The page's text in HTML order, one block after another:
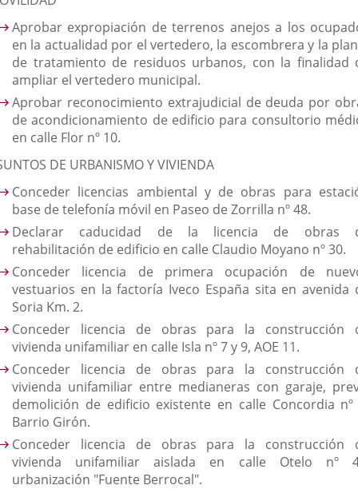
Aprobar expropiación de terrenos anejos a los
en la actualidad por el vertedero, la escombrera y la
de tratamiento de residuos urbanos, con la finalidad
ampliar el vertedero municipal.
Aprobar reconocimiento extrajudicial de deuda por
de acondicionamiento de edificio para consultorio
en calle Flor nº 10.
DE URBANISMO Y VIVIENDA
Conceder licencias ambiental y de obras para
base de telefonía móvil en Paseo de Zorrilla nº 48.
Declarar caducidad de la licencia de obras
rehabilitación de edificio en calle Claudio Moyano nº 30.
Conceder licencia de primera ocupación de
vestuarios en la factoría Iveco España sita en avenida
Soria Km. 2.
Conceder licencia de obras para la construcción
vivienda unifamiliar en calle Isla nº 7 y 9, AOE 11.
Conceder licencia de obras para la construcción
vivienda unifamiliar entre medianeras con garaje,
demolición de edificio existente en calle Concordia nº
Barrio Girón.
Conceder licencia de obras para la construcción
vivienda unifamiliar aislada en calle Otelo nº
urbanización "Fuente Berrocal".